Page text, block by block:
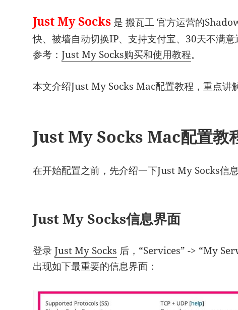
Just My Socks是 搬瓦工 官方运营的
快、被墙自动切换IP、支持支付宝、30天不满
参考： Just My Socks购买和使用教程。
本文介绍Just My Socks Mac配置教程，重点讲
Just My Socks Mac配置教
在开始配置之前，先介绍一下Just My Socks信息
Just My Socks信息界面
登录Just My Socks 后，“Services” -> “My
出现如下最重要的信息界面：